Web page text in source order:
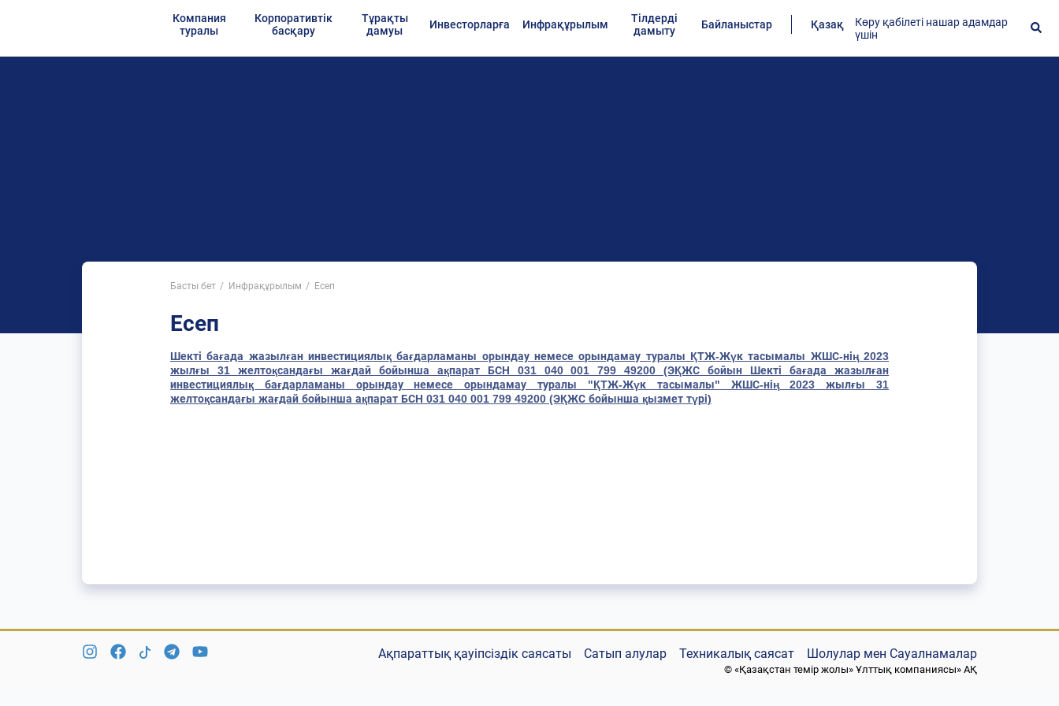
Компания
туралы
Корпоративтік
басқару
Тұрақты
дамуы
Инвесторларға Инфрақұрылым
Тілдерді
дамыту
Байланыстар Қазақ
Көру қабілеті нашар адамдар
үшін
Басты бет Инфрақұрылым Есеп
Есеп
Шекті бағада жазылған инвестициялық бағдарламаны орындау немесе орындамау туралы ҚТЖ-Жүк тасымалы ЖШС-нің 2023
жылғы 31 желтоқсандағы жағдай бойынша ақпарат БСН 031 040 001 799 49200 (ЭҚЖС бойынШекті бағада жазылған
инвестициялық бағдарламаны орындау немесе орындамау туралы "ҚТЖ-Жүк тасымалы" ЖШС-нің 2023 жылғы 31
желтоқсандағы жағдай бойынша ақпарат БСН 031 040 001 799 49200 (ЭҚЖС бойынша қызмет түрі)
Ақпараттық қауіпсіздік саясаты Сатып алулар Техникалық саясат Шолулар мен Сауалнамалар
© «Қазақстан темір жолы» Ұлттық компаниясы» АҚ